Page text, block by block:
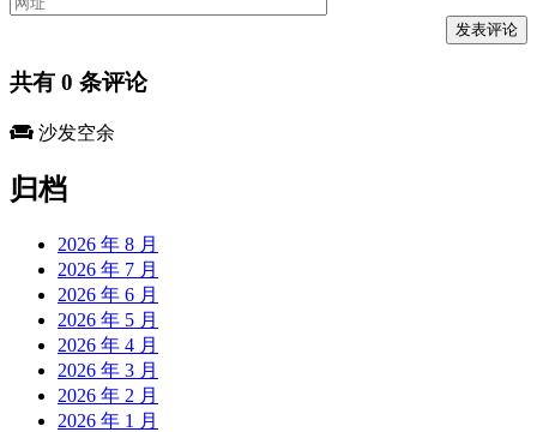
共有 0 条评论
沙发空余
归档
2026 年 8 月
2026 年 7 月
2026 年 6 月
2026 年 5 月
2026 年 4 月
2026 年 3 月
2026 年 2 月
2026 年 1 月